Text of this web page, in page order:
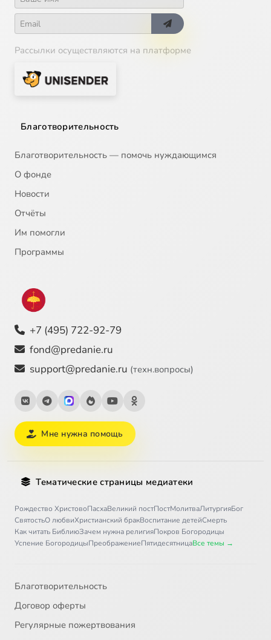
Рассылки осуществляются на платформе
Благотворительность
Благотворительность — помочь нуждающимся
О фонде
Новости
Отчёты
Им помогли
Программы
+7 (495) 722-92-79
fond@predanie.ru
support@predanie.ru (техн.вопросы)
Мне нужна помощь
Тематические страницы медиатеки
Рождество ХристовоПасхаВеликий постПостМолитваЛитургияБог
СвятостьО любвиХристианский бракВоспитание детейСмерть
Как читать БиблиюЗачем нужна религияПокров Богородицы
Успение БогородицыПреображениеПятидесятницаВсе темы →
Благотворительность
Договор оферты
Регулярные пожертвования